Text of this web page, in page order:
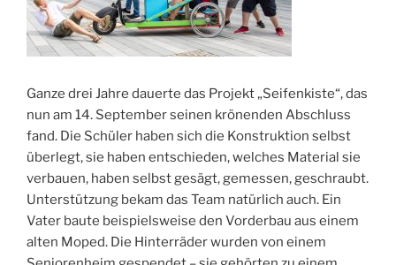
Ganze drei Jahre dauerte das Projekt „Seifenkiste“, das
nun am 14. September seinen krönenden Abschluss
fand. Die Schüler haben sich die Konstruktion selbst
überlegt, sie haben entschieden, welches Material sie
verbauen, haben selbst gesägt, gemessen, geschraubt.
Unterstützung bekam das Team natürlich auch. Ein
Vater baute beispielsweise den Vorderbau aus einem
alten Moped. Die Hinterräder wurden von einem